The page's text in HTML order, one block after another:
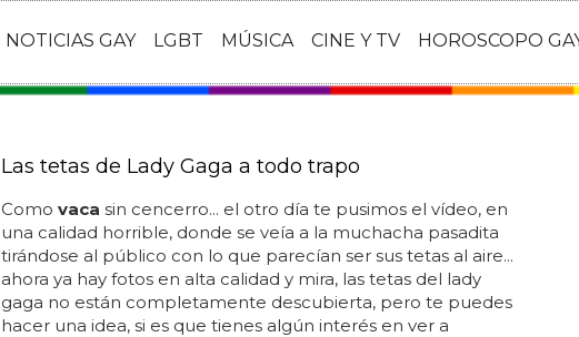
NOTICIAS GAY LGBT MÚSICA CINE Y TV HOROSCOPO
Las tetas de Lady Gaga a todo trapo
Como vaca sin cencerro... el otro día te pusimos el vídeo, en
una calidad horrible, donde se veía a la muchacha pasadita
tirándose al público con lo que parecían ser sus tetas al aire...
ahora ya hay fotos en alta calidad y mira, las tetas del lady
gaga no están completamente descubierta, pero te puedes
hacer una idea, si es que tienes algún interés en ver a